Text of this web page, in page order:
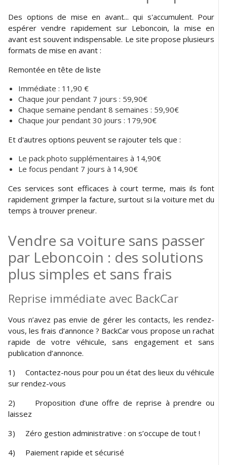
Des options de mise en avant... qui s'accumulent. Pour
espérer vendre rapidement sur Leboncoin, la mise en
avant est souvent indispensable. Le site propose plusieurs
formats de mise en avant :
Remontée en tête de liste
Immédiate : 11,90 €
Chaque jour pendant 7 jours : 59,90€
Chaque semaine pendant 8 semaines : 59,90€
Chaque jour pendant 30 jours : 179,90€
Et d'autres options peuvent se rajouter tels que :
Le pack photo supplémentaires à 14,90€
Le focus pendant 7 jours à 14,90€
Ces services sont efficaces à court terme, mais ils font
rapidement grimper la facture, surtout si la voiture met du
temps à trouver preneur.
Vendre sa voiture sans passer
par Leboncoin : des solutions
plus simples et sans frais
Reprise immédiate avec BackCar
Vous n’avez pas envie de gérer les contacts, les rendez-
vous, les frais d’annonce ? BackCar vous propose un rachat
rapide de votre véhicule, sans engagement et sans
publication d’annonce.
1) Contactez-nous pour pou un état des lieux du véhicule
sur rendez-vous
2) Proposition d’une offre de reprise à prendre ou
laissez
3) Zéro gestion administrative : on s’occupe de tout !
4) Paiement rapide et sécurisé